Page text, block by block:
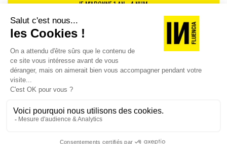
JE M'ABONNE 1 AN - 4 NUM.
JE DÉCOUVRE LES NUMÉROS PRÉCÉDENTS
Je suis déjà abonné(e) :je consulte la revue en